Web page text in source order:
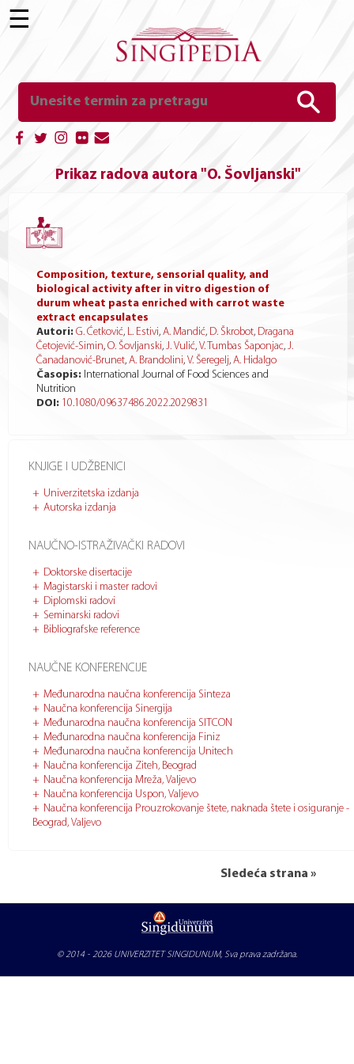
☰
Prikaz radova autora "O. Šovljanski"
Sledeća strana »
KNJIGE I UDŽBENICI
Univerzitetska izdanja
Autorska izdanja
NAUČNO-ISTRAŽIVAČKI RADOVI
Doktorske disertacije
Magistarski i master radovi
Diplomski radovi
Seminarski radovi
Bibliografske reference
NAUČNE KONFERENCIJE
Međunarodna naučna konferencija Sinteza
Naučna konferencija Sinergija
Međunarodna naučna konferencija SITCON
Međunarodna naučna konferencija Finiz
Međunarodna naučna konferencija Unitech
Naučna konferencija Ziteh, Beograd
Naučna konferencija Mreža, Valjevo
Naučna konferencija Uspon, Valjevo
Naučna konferencija Prouzrokovanje štete, naknada štete i osiguranje -
Beograd, Valjevo
Composition, texture, sensorial quality, and
biological activity after in vitro digestion of
durum wheat pasta enriched with carrot waste
extract encapsulates
Autori: G. Ćetković, L. Estivi, A. Mandić, D. Škrobot, Dragana
Četojević-Simin, O. Šovljanski, J. Vulić, V. Tumbas Šaponjac, J.
Čanadanović-Brunet, A. Brandolini, V. Šeregelj, A. Hidalgo
Časopis: International Journal of Food Sciences and
Nutrition
DOI: 10.1080/09637486.2022.2029831
© 2014 - 2026 UNIVERZITET SINGIDUNUM, Sva prava zadržana.